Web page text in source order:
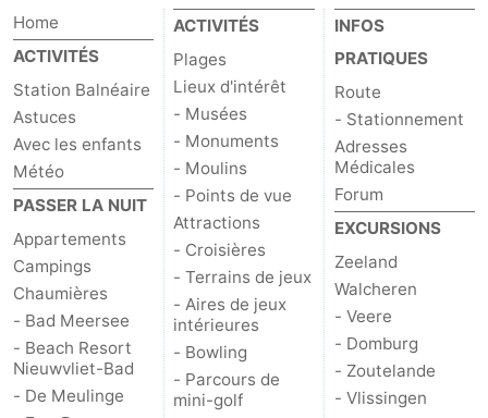
Home
ACTIVITÉS
Station Balnéaire
Astuces
Avec les enfants
Météo
PASSER LA NUIT
Appartements
Campings
Chaumières
- Bad Meersee
- Beach Resort
Nieuwvliet-Bad
- De Meulinge
ACTIVITÉS
Plages
Lieux d'intérêt
- Musées
- Monuments
- Moulins
- Points de vue
Attractions
- Croisières
- Terrains de jeux
- Aires de jeux
intérieures
- Bowling
- Parcours de
mini-golf
INFOS
PRATIQUES
Route
- Stationnement
Adresses
Médicales
Forum
EXCURSIONS
Zeeland
Walcheren
- Veere
- Domburg
- Zoutelande
- Vlissingen